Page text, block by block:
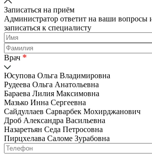
Записаться на приём
Администратор ответит на ваши вопросы
записаться к специалисту
Врач *
Юсупова Ольга Владимировна
Рудеева Ольга Анатольевна
Бараева Лилия Максимовна
Мазько Инна Сергеевна
Сайдуллаев Сарварбек Мохирджанович
Дроб Александра Васильевна
Назаретьян Седа Петросовна
Пирцхелава Саломе Зурабовна